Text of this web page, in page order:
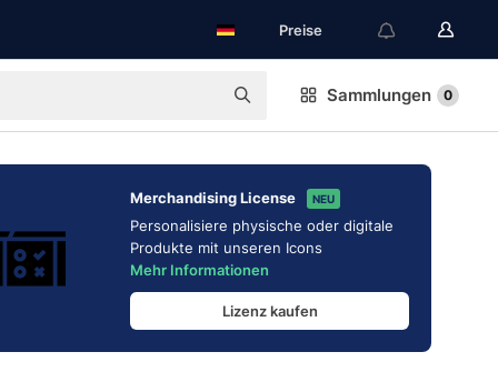
Preise
Sammlungen 0
Merchandising License NEU
Personalisiere physische oder digitale
Produkte mit unseren Icons
Mehr Informationen
Lizenz kaufen